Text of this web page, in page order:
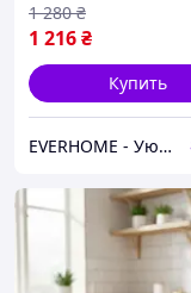
1 216₴
1 280 ₴
Купить
EVERHOME - Уют для дома